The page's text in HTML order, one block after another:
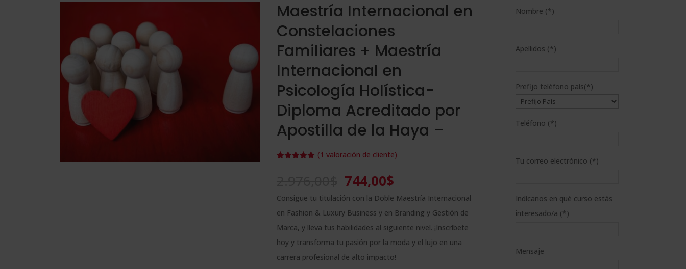
Maestría Internacional en
Constelaciones
Familiares + Maestría
Internacional en
Psicología Holística-
Diploma Acreditado por
Apostilla de la Haya –
de un
cliente
(1 valoración de cliente)
El
precio
original
era:
2.976,00$.
744,00$El
precio
actual
es:
744,00$.
Consigue tu titulación con la Doble Maestría Internacional
en Fashion & Luxury Business y en Branding y Gestión de
Marca, y lleva tus habilidades al siguiente nivel. ¡Inscríbete
hoy y transforma tu pasión por la moda y el lujo en una
carrera profesional de alto impacto!
Nombre (*)
Apellidos (*)
Prefijo teléfono país(*)
Teléfono (*)
Tu correo electrónico (*)
Indícanos en qué curso estás
interesado/a (*)
Mensaje